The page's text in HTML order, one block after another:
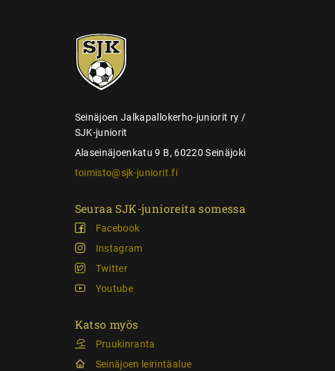
SJK-
juniorit
Seinäjoen Jalkapallokerho-juniorit ry /
SJK-juniorit
Alaseinäjoenkatu 9 B, 60220 Seinäjoki
toimisto@sjk-juniorit.fi
Seuraa SJK-junioreita somessa
Facebook
Instagram
Twitter
Youtube
Katso myös
Pruukinranta
Seinäjoen leirintäalue